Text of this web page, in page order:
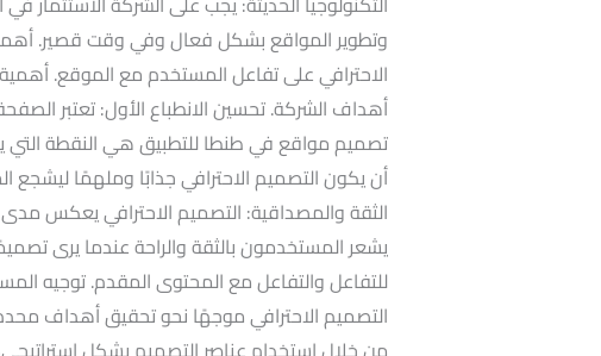
وتطوير المواقع بشكل فعال وفي وقت قصير.
الاحترافي على تفاعل المستخدم مع الموقع.
أهداف الشركة. تحسين الانطباع الأول: تعتبر
تصميم مواقع في طنطا للتطبيق هي النقطة التي
أن يكون التصميم الاحترافي جذابًا وملهمًا ليشجع
الثقة والمصداقية: التصميم الاحترافي يعكس مدى
يشعر المستخدمون بالثقة والراحة عندما يرى
للتفاعل والتفاعل مع المحتوى المقدم. توجيه
التصميم الاحترافي موجهًا نحو تحقيق أهداف